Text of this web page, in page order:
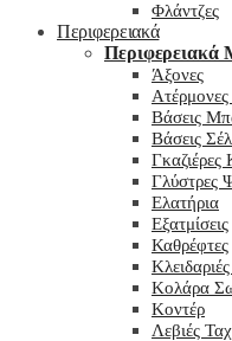
Φλάντζες
Περιφερειακά
Περιφερειακά
Άξονες
Βάσεις
Βάσεις
Γλύστρες
Ελατήρια
Εξατμίσεις
Καθρέφτες
Κολάρα
Κοντέρ
Λεβιές